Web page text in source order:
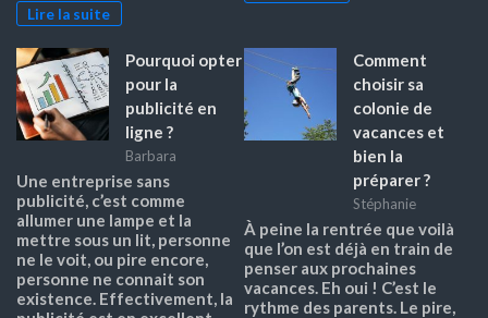
Lire la suite
Pourquoi opter
pour la
publicité en
ligne ?
Barbara
Une entreprise sans
publicité, c’est comme
allumer une lampe et la
mettre sous un lit, personne
ne le voit, ou pire encore,
personne ne connait son
existence. Effectivement, la
Comment
choisir sa
colonie de
vacances et
bien la
préparer ?
Stéphanie
À peine la rentrée que voilà
que l’on est déjà en train de
penser aux prochaines
vacances. Eh oui ! C’est le
rythme des parents. Le pire,